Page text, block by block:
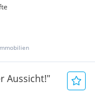
Aussicht!"